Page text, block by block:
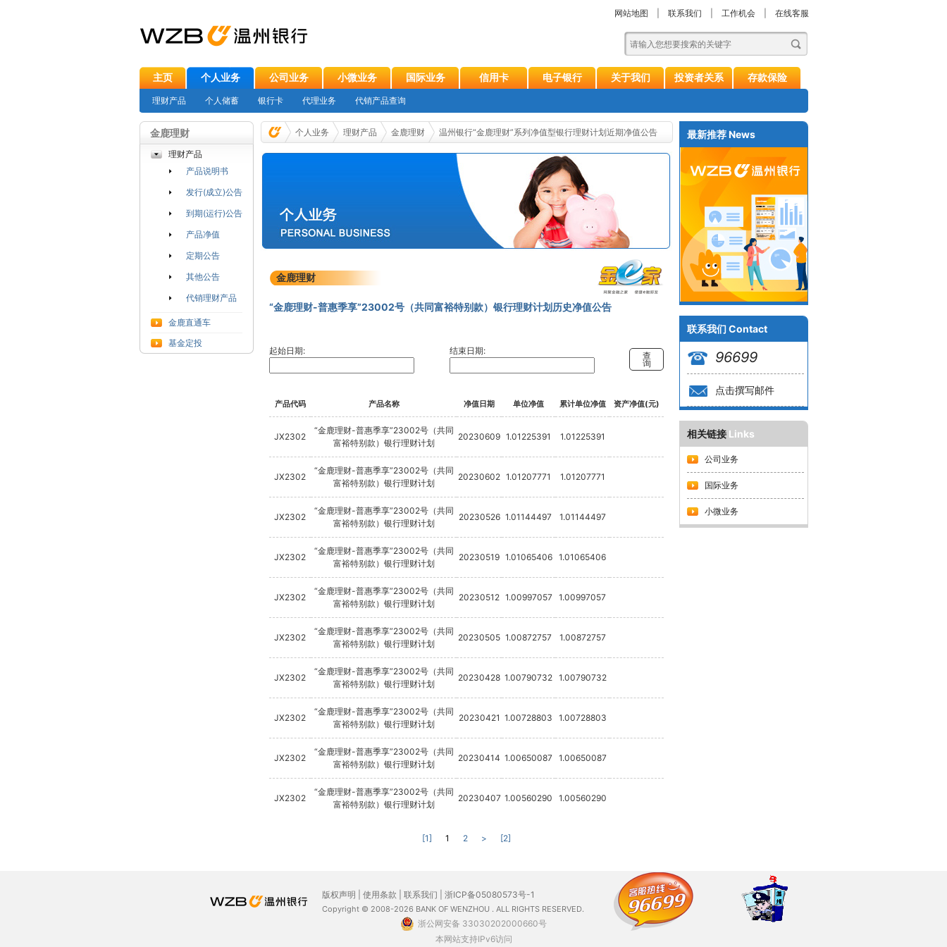
网站地图 联系我们 工作机会 在线客服
主页 个人业务 公司业务 小微业务 国际业务 信用卡 电子银行 关于我们 投资者关系 存款保险
理财产品 个人储蓄 银行卡 代理业务 代销产品查询
金鹿理财
理财产品
产品说明书
发行(成立)公告
到期(运行)公告
产品净值
定期公告
其他公告
代销理财产品
金鹿直通车
基金定投
个人业务 理财产品 金鹿理财 温州银行“金鹿理财”系列净值型银行理财计划近期净值公告
金鹿理财
“金鹿理财-普惠季享”23002号（共同富裕特别款）银行理财计划历史净值公告
起始日期: 结束日期: 查
询
产品代码 产品名称 净值日期 单位净值 累计单位净值 资产净值(元)
JX2302
“金鹿理财-普惠季享”23002号（共同
富裕特别款）银行理财计划
20230609 1.01225391 1.01225391
JX2302
“金鹿理财-普惠季享”23002号（共同
富裕特别款）银行理财计划
20230602 1.01207771 1.01207771
JX2302
“金鹿理财-普惠季享”23002号（共同
富裕特别款）银行理财计划
20230526 1.01144497 1.01144497
JX2302
“金鹿理财-普惠季享”23002号（共同
富裕特别款）银行理财计划
20230519 1.01065406 1.01065406
JX2302
“金鹿理财-普惠季享”23002号（共同
富裕特别款）银行理财计划
20230512 1.00997057 1.00997057
JX2302
“金鹿理财-普惠季享”23002号（共同
富裕特别款）银行理财计划
20230505 1.00872757 1.00872757
JX2302
“金鹿理财-普惠季享”23002号（共同
富裕特别款）银行理财计划
20230428 1.00790732 1.00790732
JX2302
“金鹿理财-普惠季享”23002号（共同
富裕特别款）银行理财计划
20230421 1.00728803 1.00728803
JX2302
“金鹿理财-普惠季享”23002号（共同
富裕特别款）银行理财计划
20230414 1.00650087 1.00650087
JX2302
“金鹿理财-普惠季享”23002号（共同
富裕特别款）银行理财计划
20230407 1.00560290 1.00560290
[1] 1 2 > [2]
最新推荐News
联系我们Contact
96699
点击撰写邮件
相关链接 Links
公司业务
国际业务
小微业务
版权声明 使用条款 联系我们 浙ICP备05080573号-1
Copyright © 2008-2026 BANK OF WENZHOU . ALL RIGHTS RESERVED.
浙公网安备 33030202000660号
本网站支持IPv6访问